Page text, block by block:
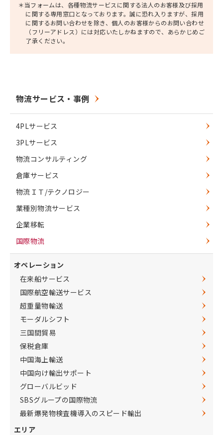
＊当フォームは、各種物流サービスに関する法人のお客様及び採用
に関する専用窓口となっております。誠に恐れ入りますが、採用
に関するお問い合わせを除き、個人のお客様からのお問い合わせ
（フリーアドレス）には対応いたしかねますので、あらかじめご
了承ください。
物流サービス・事例
4PLサービス
3PLサービス
物流コンサルティング
倉庫サービス
物流ＩＴ/テクノロジー
業種別物流サービス
企業移転
国際物流
オペレーション
在来船サービス
国際航空輸送サービス
超重量物輸送
モーダルシフト
三国間貿易
保税倉庫
中国海上輸送
中国向け輸出サポート
グローバルビッド
SBSグループの国際物流
最新爆発物検査機導入のスピード輸出
エリア